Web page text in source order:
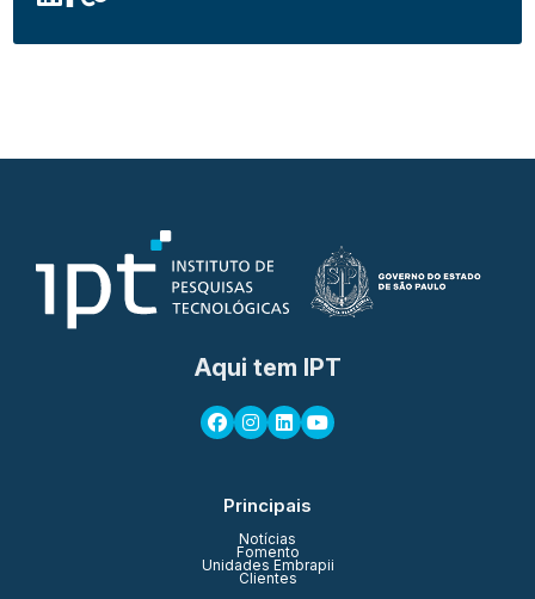
Aqui tem IPT
Principais
Notícias
Fomento
Unidades Embrapii
Clientes